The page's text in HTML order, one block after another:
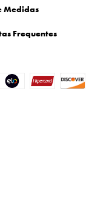
Medidas
Frequentes